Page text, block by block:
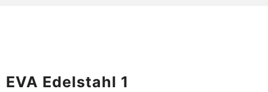
EVA Edelstahl 1